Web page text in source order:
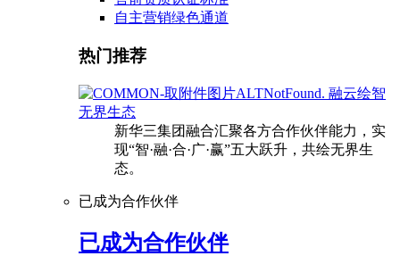
自主营销绿色通道
热门推荐
融云绘智
无界生态
新华三集团融合汇聚各方合作伙伴能力，实
现“智·融·合·广·赢”五大跃升，共绘无界生
态。
已成为合作伙伴
已成为合作伙伴